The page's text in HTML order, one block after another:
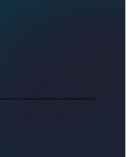
volumes de dados para identificar padrões e gerar insights